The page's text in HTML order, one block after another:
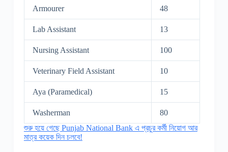
Armourer 48
Lab Assistant 13
Nursing Assistant 100
Veterinary Field Assistant 10
Aya (Paramedical) 15
Washerman
80
শুরু হয়ে গেছে Punjab National Bank এ প্রচুর কর্মী নিয়োগ আর
মাত্র কয়েক দিন চলবে!